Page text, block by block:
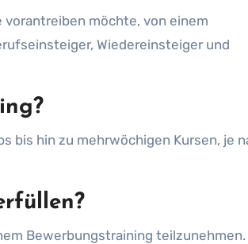
vorantreiben möchte, von einem
Wiedereinsteiger und
bis hin zu mehrwöchigen Kursen, je
Bewerbungstraining teilzunehmen.